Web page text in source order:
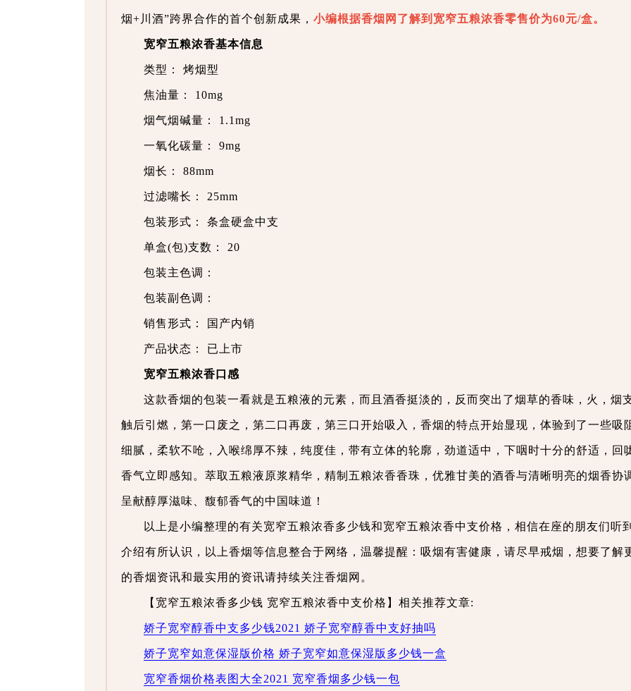
烟+川酒”跨界合作的首个创新成果， 小编根据香烟网了解到宽窄五粮浓香零售价为60元/盒。
宽窄五粮浓香基本信息
类型： 烤烟型
焦油量： 10mg
烟气烟碱量： 1.1mg
一氧化碳量： 9mg
烟长： 88mm
过滤嘴长： 25mm
包装形式： 条盒硬盒中支
单盒(包)支数： 20
包装主色调：
包装副色调：
销售形式： 国产内销
产品状态： 已上市
宽窄五粮浓香口感
这款香烟的包装一看就是五粮液的元素，而且酒香挺淡的，反而突出了烟草的香味，火，烟
触后引燃，第一口废之，第二口再废，第三口开始吸入，香烟的特点开始显现，体验到了一些吸
细腻，柔软不呛，入喉绵厚不辣，纯度佳，带有立体的轮廓，劲道适中，下咽时十分的舒适，回
香气立即感知。萃取五粮液原浆精华，精制五粮浓香香珠，优雅甘美的酒香与清晰明亮的烟香协
呈献醇厚滋味、馥郁香气的中国味道！
以上是小编整理的有关宽窄五粮浓香多少钱和宽窄五粮浓香中支价格，相信在座的朋友们听
介绍有所认识，以上香烟等信息整合于网络，温馨提醒：吸烟有害健康，请尽早戒烟，想要了解
的香烟资讯和最实用的资讯请持续关注香烟网。
【宽窄五粮浓香多少钱 宽窄五粮浓香中支价格】相关推荐文章:
娇子宽窄醇香中支多少钱2021 娇子宽窄醇香中支好抽吗
娇子宽窄如意保湿版价格 娇子宽窄如意保湿版多少钱一盒
宽窄香烟价格表图大全2021 宽窄香烟多少钱一包